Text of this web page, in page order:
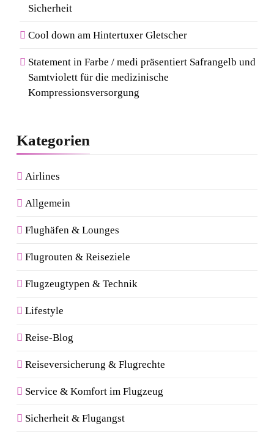
Sicherheit
Cool down am Hintertuxer Gletscher
Statement in Farbe / medi präsentiert Safrangelb und
Samtviolett für die medizinische
Kompressionsversorgung
Kategorien
Airlines
Allgemein
Flughäfen & Lounges
Flugrouten & Reiseziele
Flugzeugtypen & Technik
Lifestyle
Reise-Blog
Reiseversicherung & Flugrechte
Service & Komfort im Flugzeug
Sicherheit & Flugangst